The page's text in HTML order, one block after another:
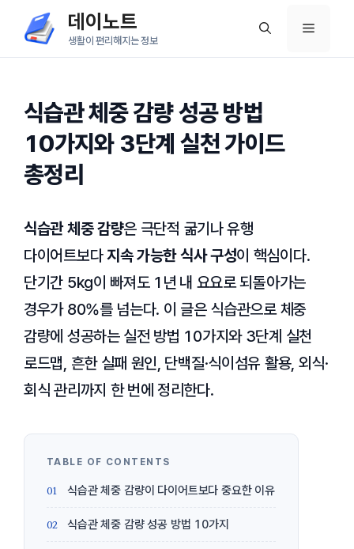
츠
데이노트
생활이 편리해지는 정보
메
식습관 체중 감량 성공 방법
10가지와 3단계 실천 가이드
총정리
식습관 체중 감량은 극단적 굶기나 유행
다이어트보다지속 가능한 식사 구성이 핵심이다.
단기간 5kg이 빠져도 1년 내 요요로 되돌아가는
경우가 80%를 넘는다. 이 글은 식습관으로 체중
감량에 성공하는 실전 방법 10가지와 3단계 실천
로드맵, 흔한 실패 원인, 단백질·식이섬유 활용, 외식·
회식 관리까지 한 번에 정리한다.
식습관 체중 감량이 다이어트보다 중요한 이유
식습관 체중 감량 성공 방법 10가지